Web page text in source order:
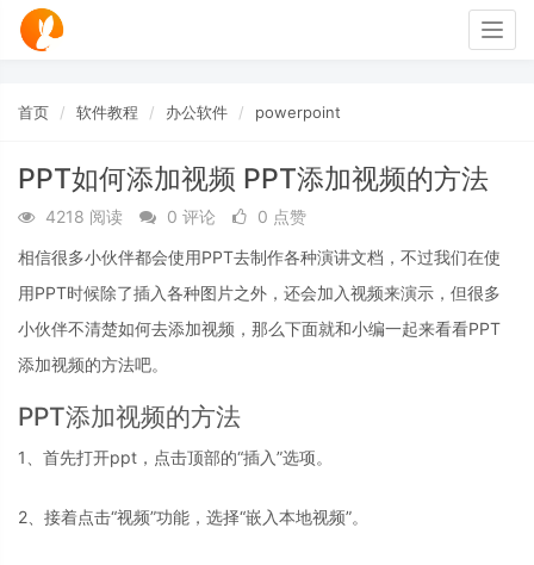
首页 软件教程 办公软件 powerpoint
PPT如何添加视频 PPT添加视频的方法
4218 阅读 0 评论
0 点赞
相信很多小伙伴都会使用PPT去制作各种演讲文档，不过我们在使
用PPT时候除了插入各种图片之外，还会加入视频来演示，但很多
小伙伴不清楚如何去添加视频，那么下面就和小编一起来看看PPT
添加视频的方法吧。
PPT添加视频的方法
1、首先打开ppt，点击顶部的“插入”选项。
2、接着点击“视频”功能，选择“嵌入本地视频”。